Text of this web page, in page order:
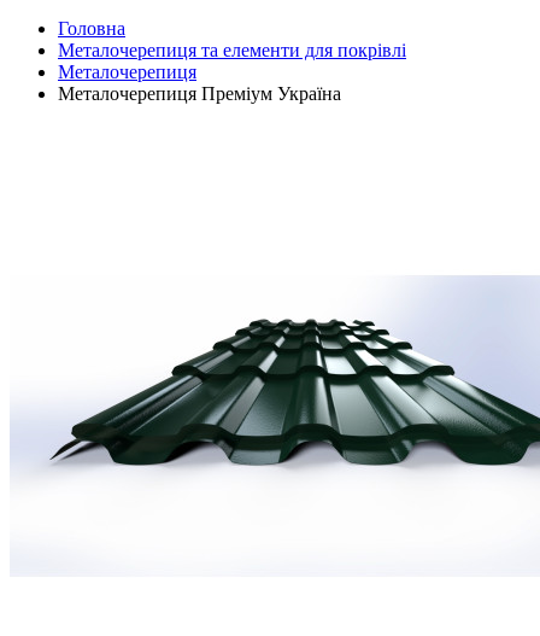
Головна
Металочерепиця та елементи для покрівлі
Металочерепиця
Металочерепиця Преміум Україна